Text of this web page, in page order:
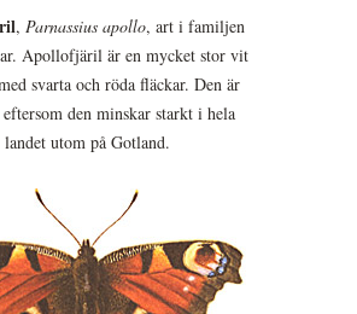
, Parnassius apollo, art i familjen
Apollofjäril är en mycket stor vit
svarta och röda fläckar. Den är
den minskar starkt i hela
landet utom på Gotland.